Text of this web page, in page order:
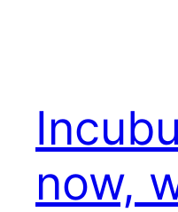
now,